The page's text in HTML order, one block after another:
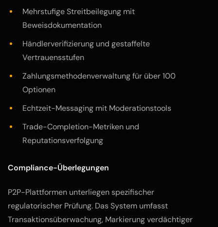
Mehrstufige Streitbeilegung mit
Beweisdokumentation
Händlerverifizierung und gestaffelte
Vertrauensstufen
Zahlungsmethodenverwaltung für über 100
Optionen
Echtzeit-Messaging mit Moderationstools
Trade-Completion-Metriken und
Reputationsverfolgung
Compliance-Überlegungen
P2P-Plattformen unterliegen spezifischer
regulatorischer Prüfung. Das System umfasst
Transaktionsüberwachung, Markierung verdächtiger